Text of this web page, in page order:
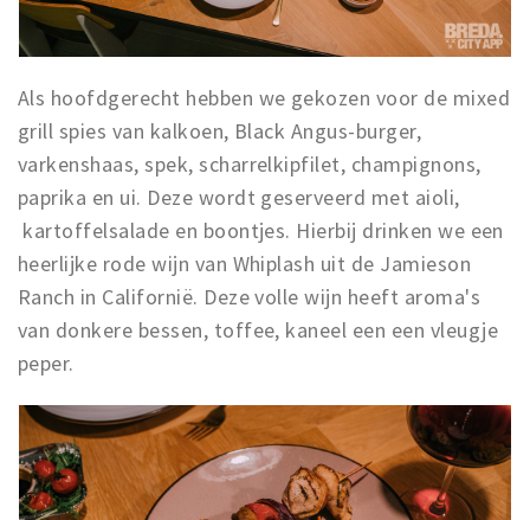
Als hoofdgerecht hebben we gekozen voor de mixed
grill spies van kalkoen, Black Angus-burger,
varkenshaas, spek, scharrelkipfilet, champignons,
paprika en ui. Deze wordt geserveerd met aioli,
kartoffelsalade en boontjes. Hierbij drinken we een
heerlijke rode wijn van Whiplash uit de Jamieson
Ranch in Californië. Deze volle wijn heeft aroma's
van donkere bessen, toffee, kaneel een een vleugje
peper.